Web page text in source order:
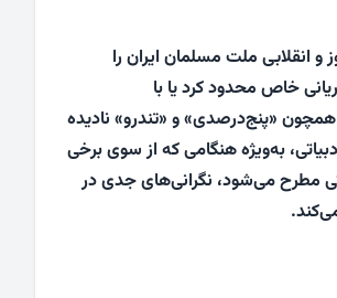
و انقلابی ملت مسلمان ایران را
خاص محدود کرد یا با
«پنج‌درصدی» و «تندرو» نادیده
به‌ویژه هنگامی که از سوی برخی
مطرح می‌شود، نگرانی‌های جدی در